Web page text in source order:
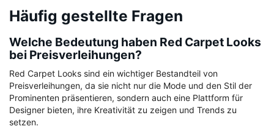
Häufig gestellte Fragen
Welche Bedeutung haben Red Carpet Looks
bei Preisverleihungen?
Red Carpet Looks sind ein wichtiger Bestandteil von
Preisverleihungen, da sie nicht nur die Mode und den Stil der
Prominenten präsentieren, sondern auch eine Plattform für
Designer bieten, ihre Kreativität zu zeigen und Trends zu
setzen.